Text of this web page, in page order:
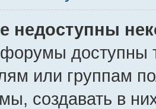
недоступны
доступны
или группам
создавать в